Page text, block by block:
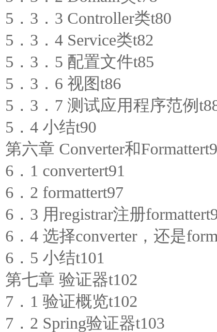
5．3．3 Controller类t80
5．3．4 Service类t82
5．3．5 配置文件t85
5．3．6 视图t86
5．3．7 测试应用程序范例
5．4 小结t90
第六章 Converter和
6．1 convertert91
6．2 formattert97
6．3 用registrar注册
6．4 选择converter，还是
6．5 小结t101
第七章 验证器t102
7．1 验证概览t102
7．2 Spring验证器t103